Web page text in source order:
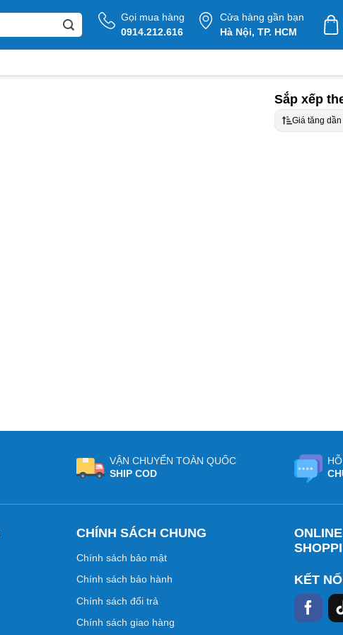
Gọi mua hàng
0914.212.616
Cửa hàng gần bạn
Hà Nội, TP. HCM
Sắp xếp
Giá tăng dần
VẬN CHUYỂN TOÀN QUỐC
SHIP COD
CHÍNH SÁCH CHUNG
Chính sách bảo mật
Chính sách bảo hành
Chính sách đổi trả
Chính sách giao hàng
ONLINE
KẾT